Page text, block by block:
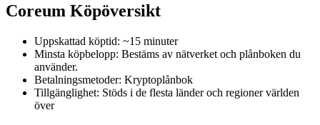
COIN-M Futures
Futures för kryptovaluta
Coreum Köpöversikt
Uppskattad köptid: ~15 minuter
Minsta köpbelopp: Bestäms av nätverket och plånboken du
använder.
Betalningsmetoder: Kryptoplånbok
Tillgänglighet: Stöds i de flesta länder och regioner världen
över